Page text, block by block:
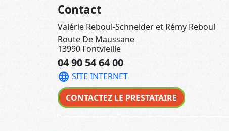
13990 Fontvieille
04 90 54 64 00
languageSITE INTERNET
CONTACTEZ LE PRESTATAIRE
Situation